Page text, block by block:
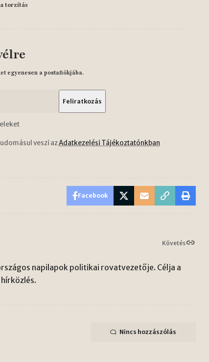
torzítás
egyenesen a postafiókjába.
veszi azAdatkezelési Tájékoztatónkban
Facebook
Követés
napilapok politikai rovatvezetője. Célja a
Nincs hozzászólás